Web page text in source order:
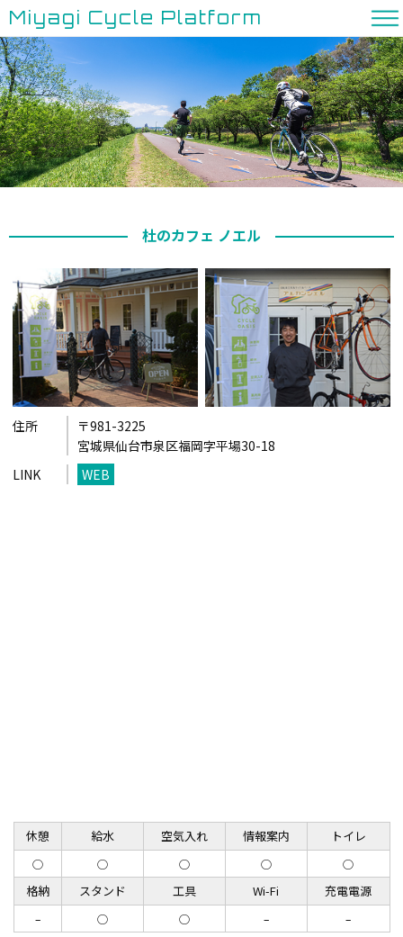
Miyagi Cycle Platform
杜のカフェ ノエル
住所
〒981-3225
宮城県仙台市泉区福岡字平場30-18
LINK
WEB
休憩 給水 空気入れ 情報案内 トイレ
◯ ◯ ◯ ◯ ◯
格納 スタンド 工具 Wi-Fi 充電電源
– ◯ ◯ – –